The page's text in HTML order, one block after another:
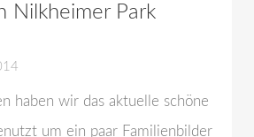
Nilkheimer Park
haben wir das aktuelle schöne
um ein paar Familienbilder